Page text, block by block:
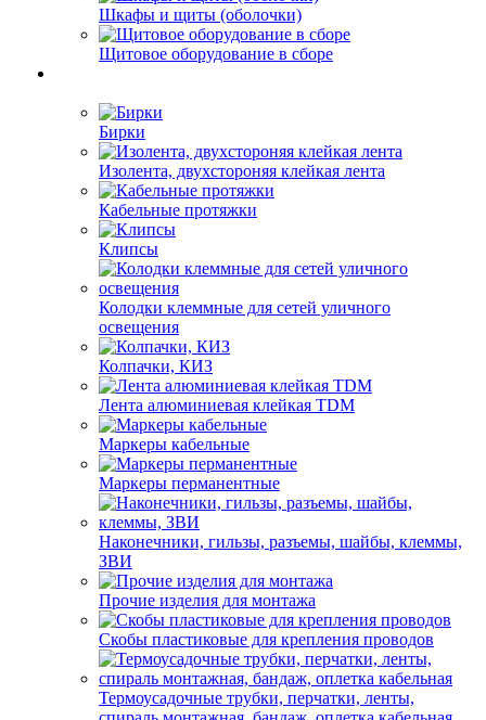
Шкафы и щиты (оболочки)
Щитовое оборудование в сборе
Бирки
Изолента, двухстороняя клейкая лента
Кабельные протяжки
Клипсы
Колодки клеммные для сетей уличного
освещения
Колпачки, КИЗ
Лента алюминиевая клейкая TDM
Маркеры кабельные
Маркеры перманентные
Наконечники, гильзы, разъемы, шайбы, клеммы,
ЗВИ
Прочие изделия для монтажа
Скобы пластиковые для крепления проводов
Термоусадочные трубки, перчатки, ленты,